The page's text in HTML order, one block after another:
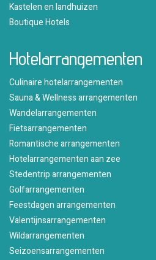
Kastelen en landhuizen
Boutique Hotels
Hotelarrangementen
Culinaire hotelarrangementen
Sauna & Wellness arrangementen
Wandelarrangementen
Fietsarrangementen
Romantische arrangementen
Hotelarrangementen aan zee
Stedentrip arrangementen
Golfarrangementen
Feestdagen arrangementen
Valentijnsarrangementen
Wildarrangementen
Seizoensarrangementen